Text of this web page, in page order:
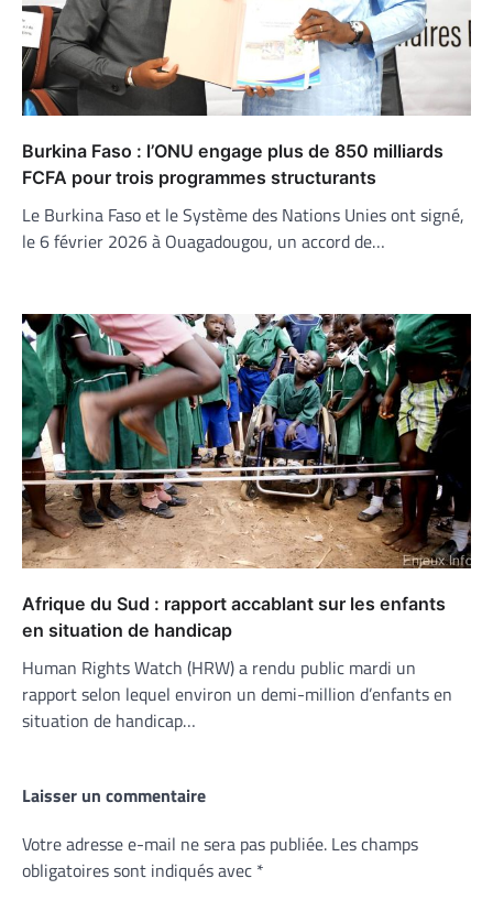
Burkina Faso : l’ONU engage plus de 850 milliards
FCFA pour trois programmes structurants
Le Burkina Faso et le Système des Nations Unies ont signé,
le 6 février 2026 à Ouagadougou, un accord de…
Afrique du Sud : rapport accablant sur les enfants
en situation de handicap
Human Rights Watch (HRW) a rendu public mardi un
rapport selon lequel environ un demi-million d’enfants en
situation de handicap…
Laisser un commentaire
Votre adresse e-mail ne sera pas publiée. Les champs
obligatoires sont indiqués avec *